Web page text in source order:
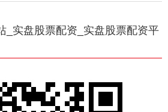
_实盘股票配资_实盘股票配资平